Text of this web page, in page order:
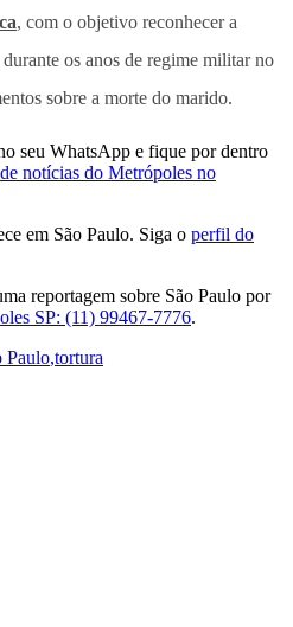
, com o objetivo reconhecer a
os anos de regime militar no
sobre a morte do marido.
seu WhatsApp e fique por dentro
notícias do Metrópoles no
em São Paulo. Siga o perfil do
reportagem sobre São Paulo por
SP: (11) 99467-7776.
Paulo,tortura